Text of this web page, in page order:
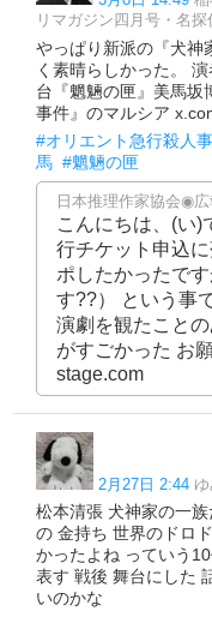
リマガジン四月号・名探
やっぱり新派の『犬神
く素晴らしかった。
台『魍魎の匣』美馬坂
事件』のマルシア
#オリエント急行殺人
馬 #魍魎の匣
日本推理作家協会◉広
こんにちは、(い)
行チケット申込
ポしたかったで
す??） という事
演劇を観たこと
がすごかった お
stage.com
2月27日 2:44
松本清張 犬神家の一
の 金持ち 世界のドロ
かったよね っていう
表す 戦後 舞台にした
いのかな